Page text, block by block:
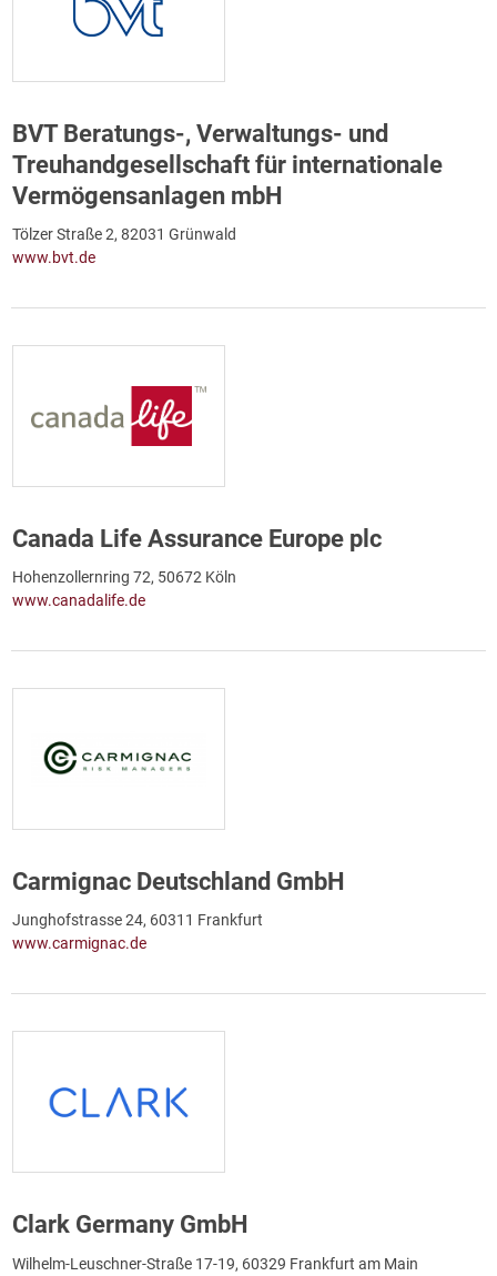
BVT Beratungs-, Verwaltungs- und
Treuhandgesellschaft für internationale
Vermögensanlagen mbH
Tölzer Straße 2, 82031 Grünwald
www.bvt.de
Canada Life Assurance Europe plc
Hohenzollernring 72, 50672 Köln
www.canadalife.de
Carmignac Deutschland GmbH
Junghofstrasse 24, 60311 Frankfurt
www.carmignac.de
Clark Germany GmbH
Wilhelm-Leuschner-Straße 17-19, 60329 Frankfurt am Main